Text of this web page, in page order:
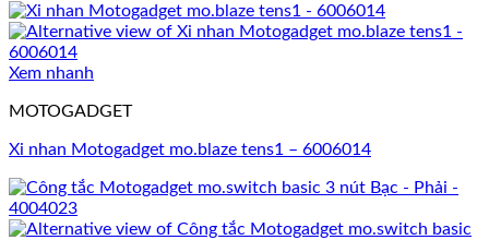
Xem nhanh
MOTOGADGET
Xi nhan Motogadget mo.blaze tens1 – 6006014